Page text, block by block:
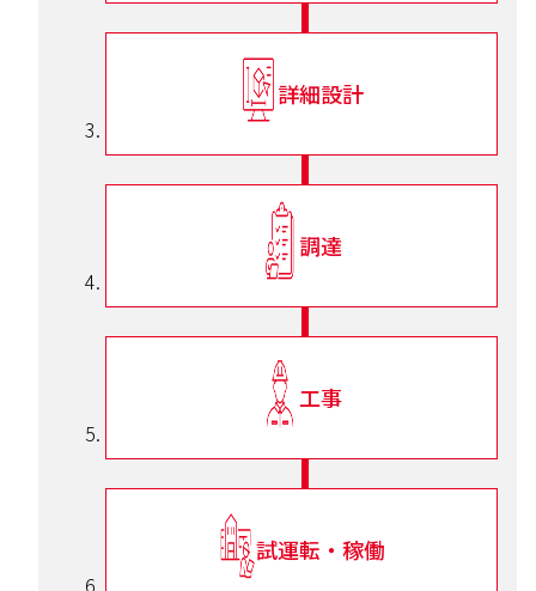
詳細設計
調達
工事
試運転・稼働